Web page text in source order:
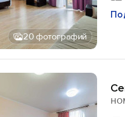
20 фотографий